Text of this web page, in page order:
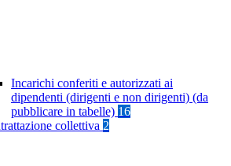
Incarichi conferiti e autorizzati ai
dipendenti (dirigenti e non dirigenti) (da
pubblicare in tabelle) 16
collettiva 2